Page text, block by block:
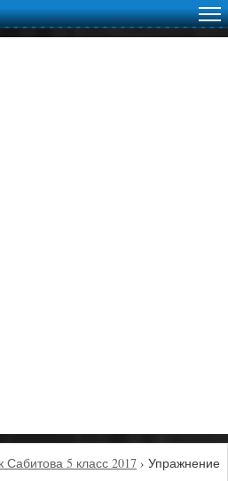
Сабитова 5 класс 2017 › Упражнение